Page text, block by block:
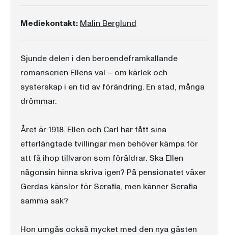
Mediekontakt: Malin Berglund
Sjunde delen i den beroendeframkallande
romanserien Ellens val – om kärlek och
systerskap i en tid av förändring. En stad, många
drömmar.
Året är 1918. Ellen och Carl har fått sina
efterlängtade tvillingar men behöver kämpa för
att få ihop tillvaron som föräldrar. Ska Ellen
någonsin hinna skriva igen? På pensionatet växer
Gerdas känslor för Serafia, men känner Serafia
samma sak?
Hon umgås också mycket med den nya gästen